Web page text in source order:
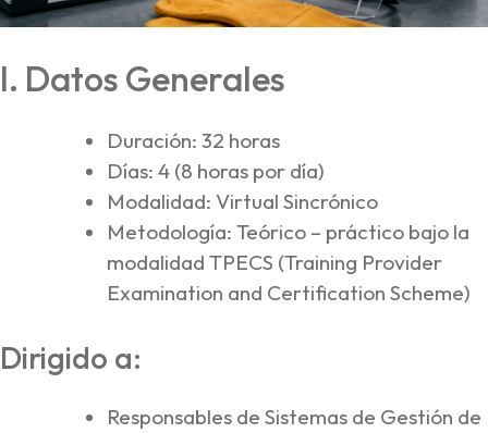
I. Datos Generales
Duración: 32 horas
Días: 4 (8 horas por día)
Modalidad: Virtual Sincrónico
Metodología: Teórico – práctico bajo la
modalidad TPECS (Training Provider
Examination and Certification Scheme)
Dirigido a:
Responsables de Sistemas de Gestión de